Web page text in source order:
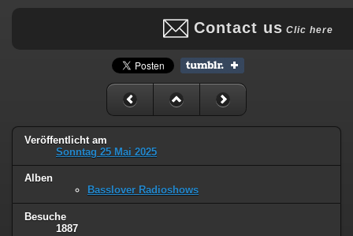
Contact us Clic here
Veröffentlicht am
Sonntag 25 Mai 2025
Alben
Basslover Radioshows
Besuche
1887